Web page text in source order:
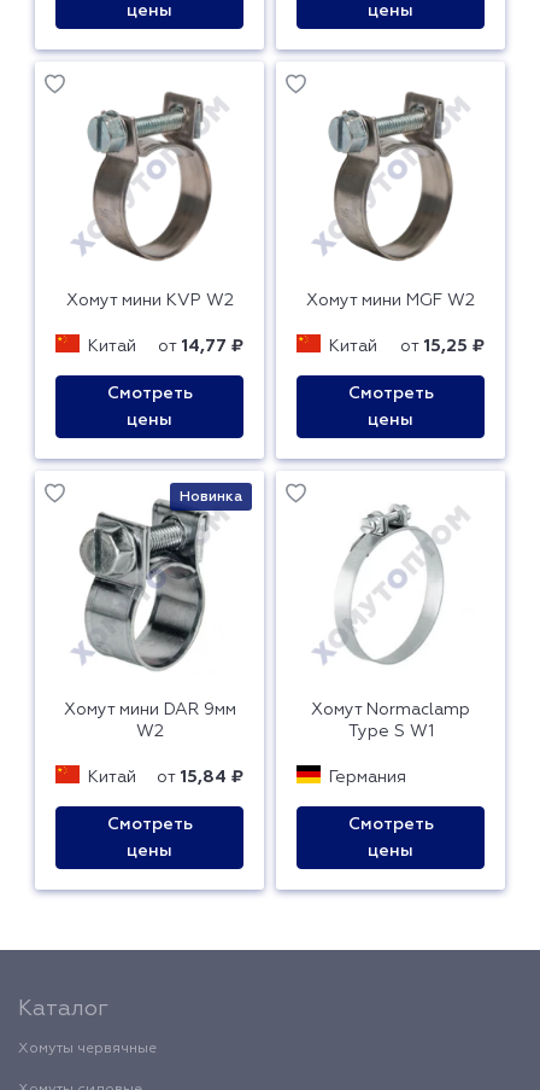
цены
цены
Хомут мини KVP W2
Китай от 14,77 ₽
Смотреть
цены
Хомут мини MGF W2
Китай от 15,25 ₽
Смотреть
цены
Новинка
Хомут мини DAR 9мм
W2
Китай от 15,84 ₽
Смотреть
цены
Хомут Normaclamp
Type S W1
Германия
Смотреть
цены
Каталог
Хомуты червячные